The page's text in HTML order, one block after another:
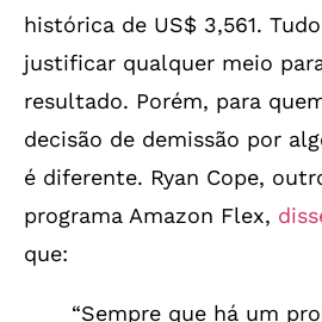
histórica de US$ 3,561.
justificar qualquer meio
resultado. Porém, para
decisão de demissão por
é diferente. Ryan Cope,
programa Amazon Flex,
que:
“Sempre que há um